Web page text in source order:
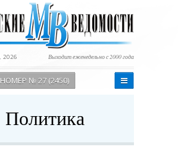
2026 Выходит еженедельно с 2000 года
№ 27 (2450)
Политика